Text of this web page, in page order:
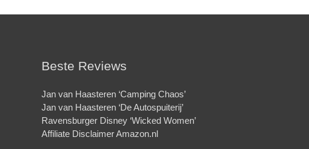
Beste Reviews
Jan van Haasteren ‘Camping Chaos’
Jan van Haasteren ‘De Autospuiterij’
Ravensburger Disney ‘Wicked Women’
Affiliate Disclaimer Amazon.nl